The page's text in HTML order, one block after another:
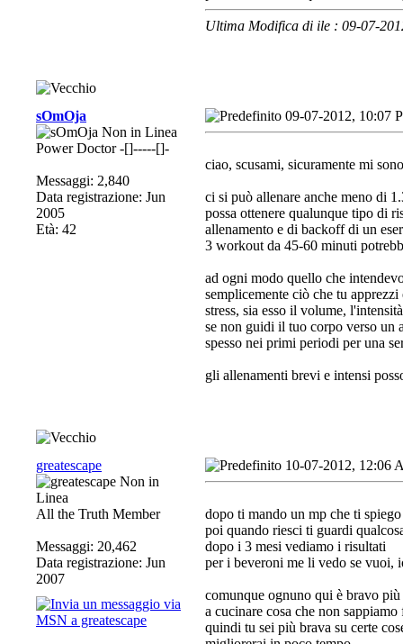
Ultima Modifica di ile : 09-07-
sOmOja
Power Doctor -[]-----[]-
Messaggi: 2,840
Data registrazione: Jun
2005
Età: 42
09-07-2012, 10:07
ciao, scusami, sicuramente mi
ci si può allenare anche meno di
possa ottenere qualunque tipo di
allenamento e di backoff di un
3 workout da 45-60 minuti
ad ogni modo quello che
semplicemente ciò che tu
stress, sia esso il volume,
se non guidi il tuo corpo verso un
spesso nei primi periodi per una
gli allenamenti brevi e intensi
greatescape
All the Truth Member
Messaggi: 20,462
Data registrazione: Jun
2007
10-07-2012, 12:06
dopo ti mando un mp che ti
poi quando riesci ti guardi
dopo i 3 mesi vediamo i risultati
per i beveroni me li vedo se
comunque ognuno qui è bravo più
a cucinare cosa che non
quindi tu sei più brava su certe